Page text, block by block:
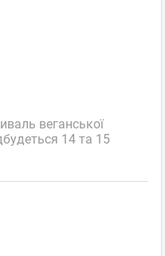
веганської
14 та 15